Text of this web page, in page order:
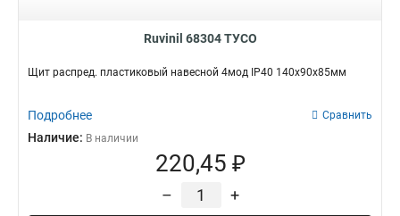
Ruvinil 68304 ТУСО
Щит распред. пластиковый навесной 4мод IP40 140х90х85мм
Подробнее Сравнить
Наличие: В наличии
220,45 ₽
– +